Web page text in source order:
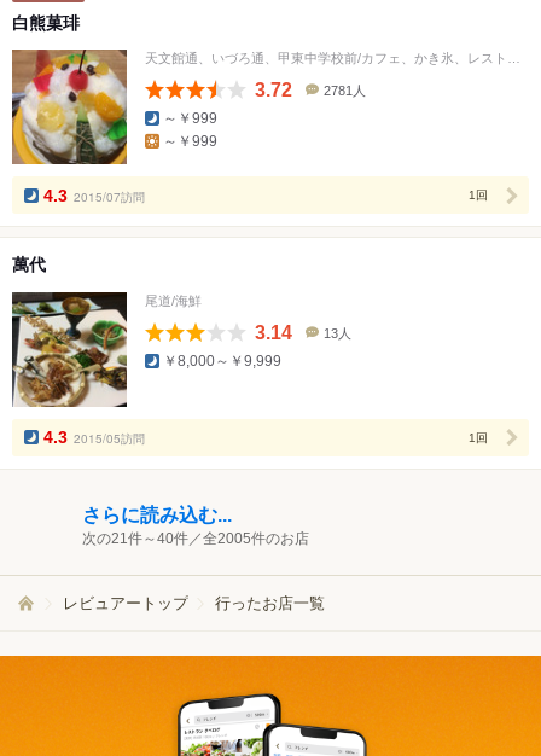
白熊菓琲
天文館通、いづろ通、甲東中学校前/カフェ、かき氷、レストラン
3.72
数
2781人
～￥999
～￥999
4.3 2015/07訪問 1回
萬代
尾道/海鮮
3.14
数
13人
￥8,000～￥9,999
4.3 2015/05訪問 1回
さらに読み込む...
次の21件～40件／全2005件のお店
レビュアートップ 行ったお店一覧